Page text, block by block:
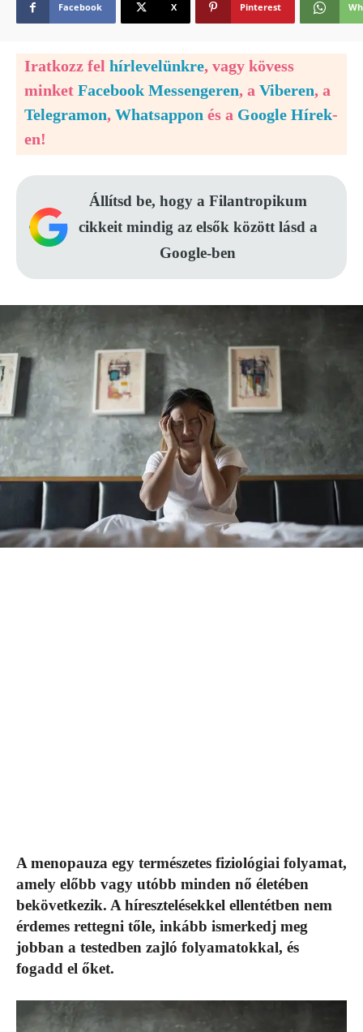
Facebook X Pinterest
Iratkozz fel hírlevelünkre, vagy kövess
minket Facebook Messengeren, a Viberen, a
Telegramon, Whatsappon és a Google Hírek-
en!
Állítsd be, hogy a Filantropikum
cikkeit mindig az elsők között lásd a
Google-ben
A menopauza egy természetes fiziológiai folyamat,
amely előbb vagy utóbb minden nő életében
bekövetkezik. A híresztelésekkel ellentétben nem
érdemes rettegni tőle, inkább ismerkedj meg
jobban a testedben zajló folyamatokkal, és
fogadd el őket.